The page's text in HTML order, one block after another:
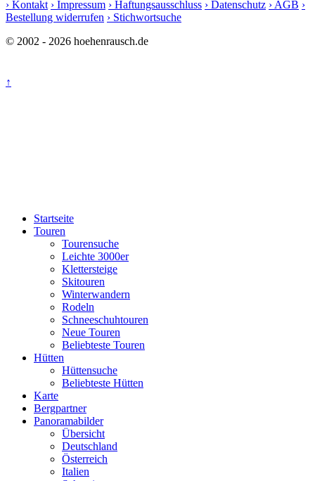
› Kontakt › Impressum › Haftungsausschluss › Datenschutz › AGB ›
Bestellung widerrufen › Stichwortsuche
© 2002 - 2026 hoehenrausch.de
↑
Startseite
Touren
Tourensuche
Leichte 3000er
Klettersteige
Skitouren
Winterwandern
Rodeln
Schneeschuhtouren
Neue Touren
Beliebteste Touren
Hütten
Hüttensuche
Beliebteste Hütten
Karte
Bergpartner
Panoramabilder
Übersicht
Deutschland
Österreich
Italien